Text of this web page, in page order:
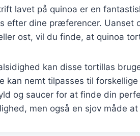
lavet på quinoa er en
efter dine præferencer.
ost, vil du finde, at quinoa
kan disse tortillas
kan nemt tilpasses til
og saucer for at finde din
men også en sjov måde